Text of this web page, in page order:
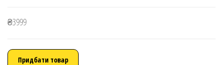
₴3999
Придбати товар